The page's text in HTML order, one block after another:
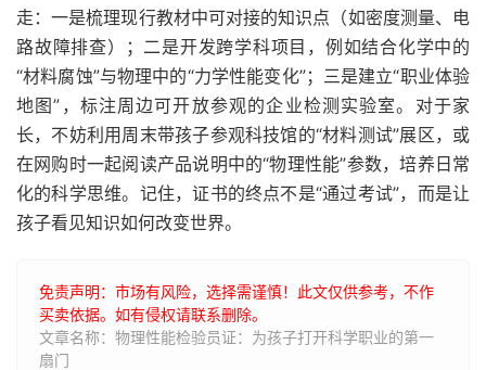
走：一是梳理现行教材中可对接的知识点（如密度测量、电
路故障排查）；二是开发跨学科项目，例如结合化学中的
“材料腐蚀”与物理中的“力学性能变化”；三是建立“职业体验
地图”，标注周边可开放参观的企业检测实验室。对于家
长，不妨利用周末带孩子参观科技馆的“材料测试”展区，或
在网购时一起阅读产品说明中的“物理性能”参数，培养日常
化的科学思维。记住，证书的终点不是“通过考试”，而是让
孩子看见知识如何改变世界。
免责声明：市场有风险，选择需谨慎！此文仅供参考，不作
买卖依据。如有侵权请联系删除。
文章名称：物理性能检验员证：为孩子打开科学职业的第一
扇门